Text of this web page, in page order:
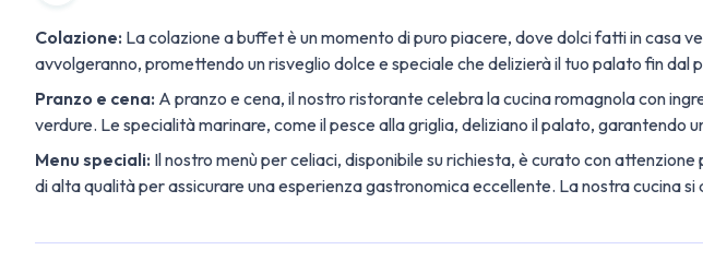
Colazione: La colazione a buffet è un momento di puro piacere, dove dolci fatti in casa
avvolgeranno, promettendo un risveglio dolce e speciale che delizierà il tuo palato fin dal
Pranzo e cena: A pranzo e cena, il nostro ristorante celebra la cucina romagnola con
verdure. Le specialità marinare, come il pesce alla griglia, deliziano il palato,
Menu speciali: Il nostro menù per celiaci, disponibile su richiesta, è curato con
di alta qualità per assicurare una esperienza gastronomica eccellente. La nostra cucina